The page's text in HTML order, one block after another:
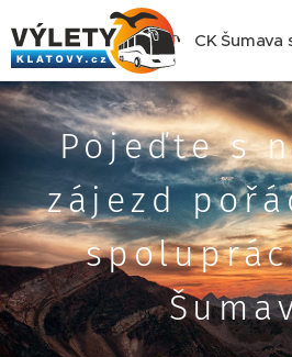
CK Šumava
Pojeďte s
zájezd